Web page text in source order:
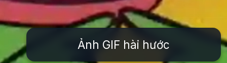
Ảnh GIF hài hước